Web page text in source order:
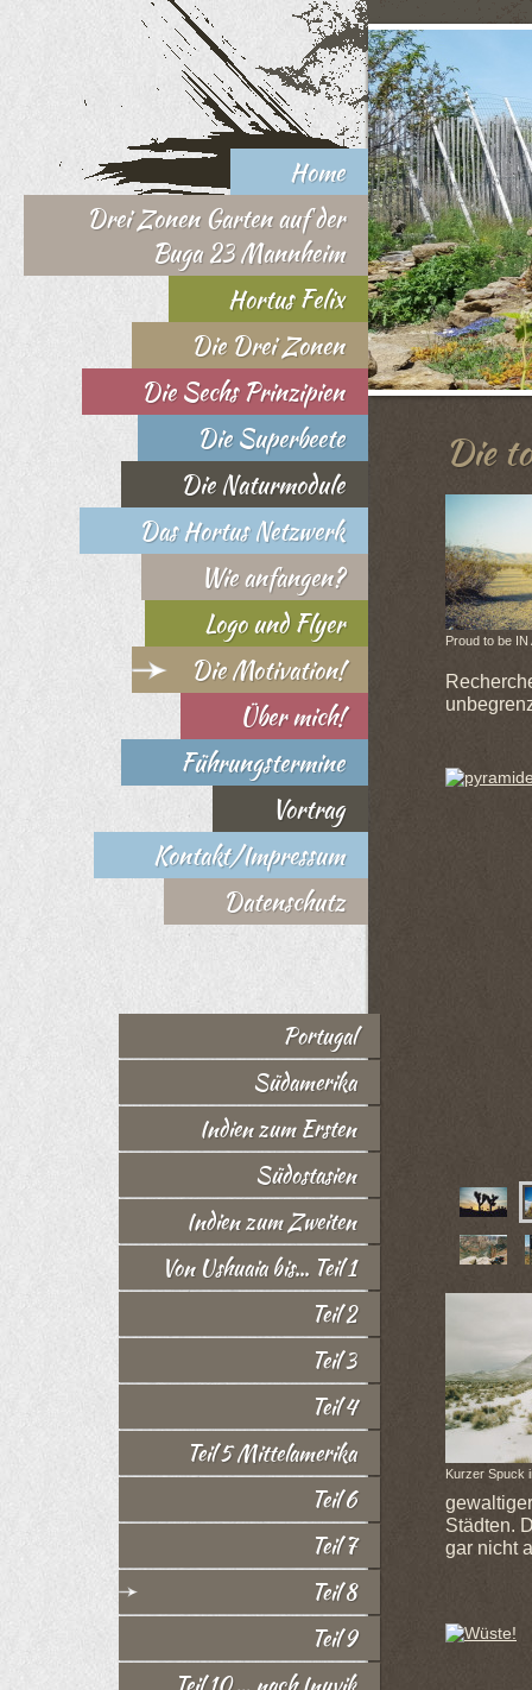
Home
Drei Zonen Garten auf der
Buga 23 Mannheim
Hortus Felix
Die Drei Zonen
Die Sechs Prinzipien
Die Superbeete
Die Naturmodule
Das Hortus Netzwerk
Wie anfangen?
Logo und Flyer
Die Motivation!
Über mich!
Führungstermine
Vortrag
Kontakt/Impressum
Datenschutz
Portugal
Südamerika
Indien zum Ersten
Südostasien
Indien zum Zweiten
Von Ushuaia bis... Teil 1
Teil 2
Teil 3
Teil 4
Teil 5 Mittelamerika
Teil 6
Teil 7
Teil 8
Teil 9
Die
Proud to be IN
Kurzer Spuck
Städten.
gar nicht